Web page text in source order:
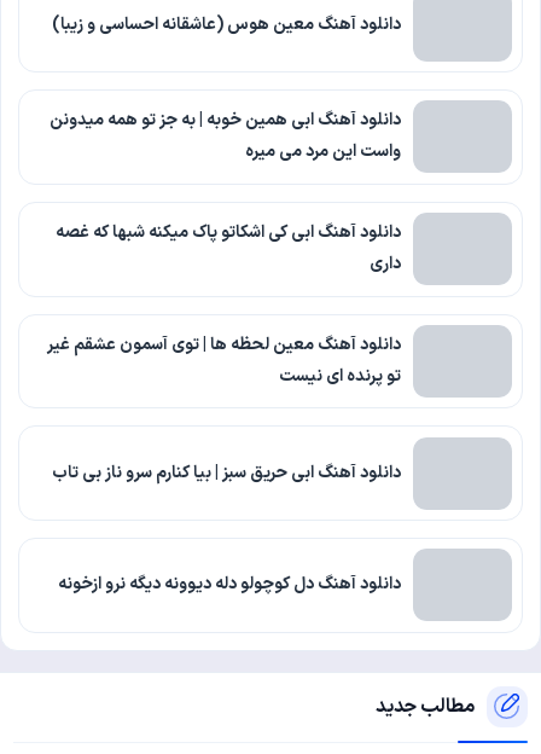
دانلود آهنگ معین هوس (عاشقانه احساسی و زیبا)
دانلود آهنگ ابی همین خوبه | به جز تو همه میدونن
واست این مرد می میره
دانلود آهنگ ابی کی اشکاتو پاک میکنه شبها که غصه
داری
دانلود آهنگ معین لحظه ها | توی آسمون عشقم غیر
تو پرنده ای نیست
دانلود آهنگ ابی حریق سبز | بیا کنارم سرو ناز بی تاب
دانلود آهنگ دل کوچولو دله دیوونه دیگه نرو ازخونه
مطالب جدید